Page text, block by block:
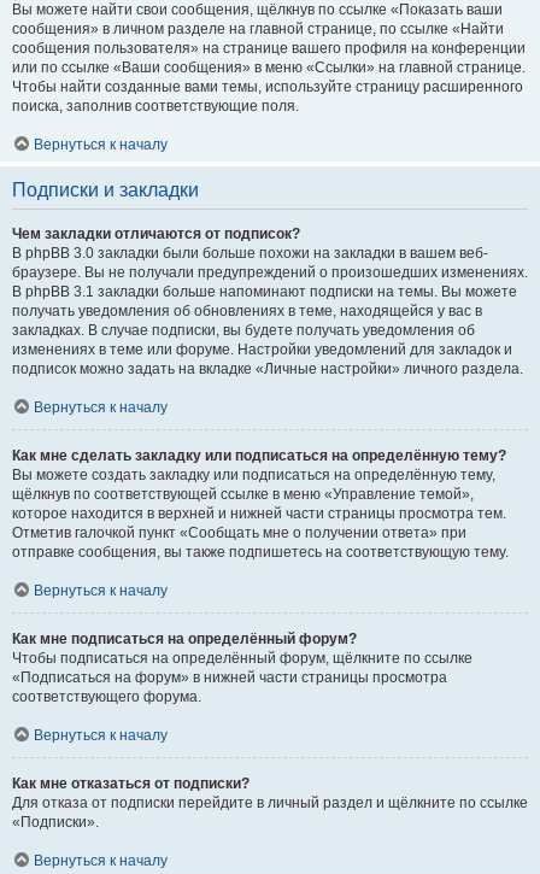
Вы можете найти свои сообщения, щёлкнув по ссылке «Показать ваши
сообщения» в личном разделе на главной странице, по ссылке «Найти
сообщения пользователя» на странице вашего профиля на конференции
или по ссылке «Ваши сообщения» в меню «Ссылки» на главной странице.
Чтобы найти созданные вами темы, используйте страницу расширенного
поиска, заполнив соответствующие поля.
Вернуться к началу
Подписки и закладки
Чем закладки отличаются от подписок?
В phpBB 3.0 закладки были больше похожи на закладки в вашем веб-
браузере. Вы не получали предупреждений о произошедших изменениях.
В phpBB 3.1 закладки больше напоминают подписки на темы. Вы можете
получать уведомления об обновлениях в теме, находящейся у вас в
закладках. В случае подписки, вы будете получать уведомления об
изменениях в теме или форуме. Настройки уведомлений для закладок и
подписок можно задать на вкладке «Личные настройки» личного раздела.
Вернуться к началу
Как мне сделать закладку или подписаться на определённую тему?
Вы можете создать закладку или подписаться на определённую тему,
щёлкнув по соответствующей ссылке в меню «Управление темой»,
которое находится в верхней и нижней части страницы просмотра тем.
Отметив галочкой пункт «Сообщать мне о получении ответа» при
отправке сообщения, вы также подпишетесь на соответствующую тему.
Вернуться к началу
Как мне подписаться на определённый форум?
Чтобы подписаться на определённый форум, щёлкните по ссылке
«Подписаться на форум» в нижней части страницы просмотра
соответствующего форума.
Вернуться к началу
Как мне отказаться от подписки?
Для отказа от подписки перейдите в личный раздел и щёлкните по ссылке
«Подписки».
Вернуться к началу